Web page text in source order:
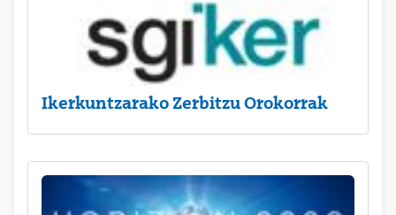
Ikerkuntzarako Zerbitzu Orokorrak